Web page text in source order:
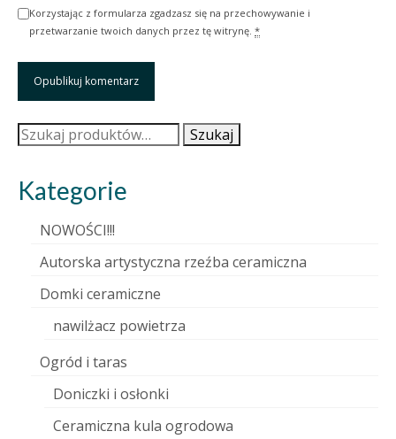
Korzystając z formularza zgadzasz się na przechowywanie i
przetwarzanie twoich danych przez tę witrynę. *
Szukaj: Szukaj
Kategorie
NOWOŚCI!!!
Autorska artystyczna rzeźba ceramiczna
Domki ceramiczne
nawilżacz powietrza
Ogród i taras
Doniczki i osłonki
Ceramiczna kula ogrodowa